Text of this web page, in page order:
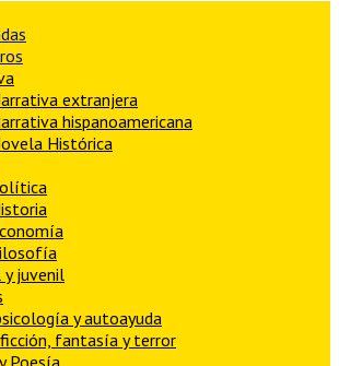
extranjera
hispanoamericana
Histórica
juvenil
y autoayuda
ficción, fantasía y terror
Poesía